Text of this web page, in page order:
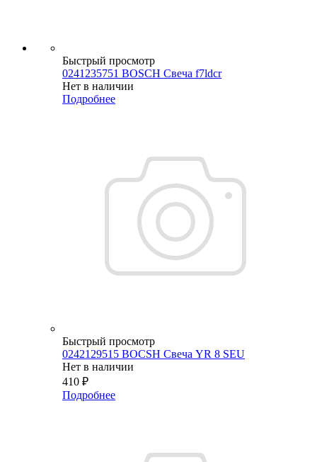
Быстрый просмотр
0241235751 BOSCH Свеча f7ldcr
Нет в наличии
Подробнее
Быстрый просмотр
0242129515 BOCSH Свеча YR 8 SEU
Нет в наличии
410 ₽
Подробнее